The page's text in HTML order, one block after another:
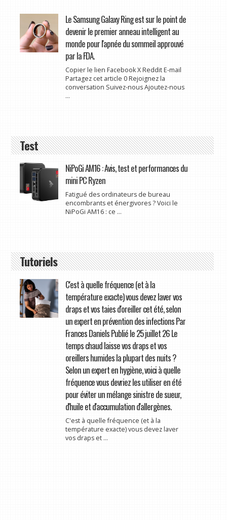
Le Samsung Galaxy Ring est sur le point de
devenir le premier anneau intelligent au
monde pour l'apnée du sommeil approuvé
par la FDA.
Copier le lien Facebook X Reddit E-mail
Partagez cet article 0 Rejoignez la
conversation Suivez-nous Ajoutez-nous
...
Test
NiPoGi AM16 : Avis, test et performances du
mini PC Ryzen
Fatigué des ordinateurs de bureau
encombrants et énergivores ? Voici le
NiPoGi AM16 : ce ...
Tutoriels
C'est à quelle fréquence (et à la
température exacte) vous devez laver vos
draps et vos taies d'oreiller cet été, selon
un expert en prévention des infections Par
Frances Daniels Publié le 25 juillet 26 Le
temps chaud laisse vos draps et vos
oreillers humides la plupart des nuits ?
Selon un expert en hygiène, voici à quelle
fréquence vous devriez les utiliser en été
pour éviter un mélange sinistre de sueur,
d'huile et d'accumulation d'allergènes.
C'est à quelle fréquence (et à la
température exacte) vous devez laver
vos draps et ...